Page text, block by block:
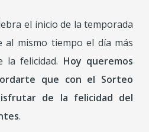
el inicio de la temporada
al mismo tiempo el día más
felicidad. Hoy queremos
que con el Sorteo
de la felicidad del
.